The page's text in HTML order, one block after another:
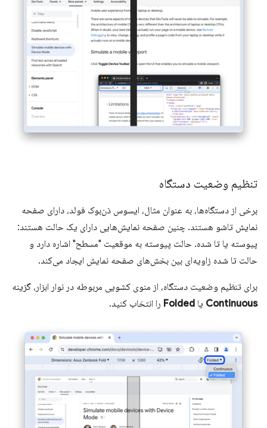
تنظیم وضعیت دستگاه
برخی از دستگاه‌ها، به عنوان مثال، ایسوس ذن‌بوک فولد، دارای صفحه
نمایش تاشو هستند. چنین صفحه نمایش‌هایی دارای یک حالت هستند:
پیوسته یا تا شده. حالت پیوسته به موقعیت "مسطح" اشاره دارد و
حالت تا شده زاویه‌ای بین بخش‌های صفحه نمایش ایجاد می‌کند.
برای تنظیم وضعیت دستگاه، از منوی کشویی مربوطه در نوار ابزار، گزینه
Continuous یا Folded را انتخاب کنید.